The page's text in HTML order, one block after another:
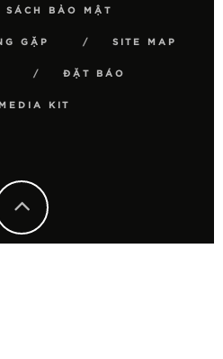
SÁCH BẢO MẬT
GẶP SITE MAP
ĐẶT BÁO
MEDIA KIT